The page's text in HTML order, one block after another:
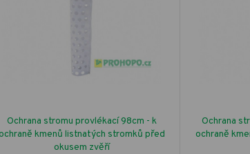
Ochrana stromu provlékací 98cm - k
kmenů listnatých stromků před
okusem zvěří
Ochrana
ochraně